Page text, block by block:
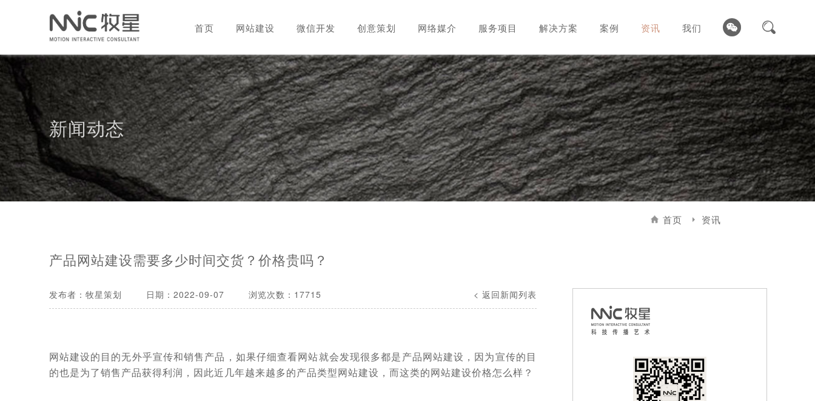
首页 网站建设 微信开发 创意策划 网络媒介 服务项目 解决方案 案例 资讯 我们
新闻动态
首页 资讯
产品网站建设需要多少时间交货？价格贵吗？
发布者：牧星策划 日期：2022-09-07 浏览次数：17715 < 返回新闻列表
网站建设的目的无外乎宣传和销售产品，如果仔细查看网站就会发现很多都是产品网站建设，因为宣传的目
的也是为了销售产品获得利润，因此近几年越来越多的产品类型网站建设，而这类的网站建设价格怎么样？